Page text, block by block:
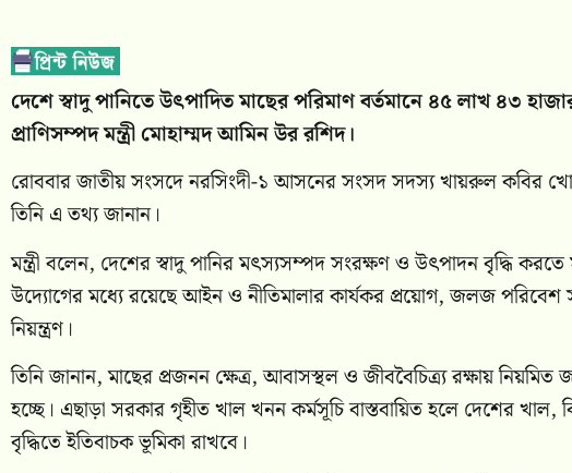
দেশে স্বাদু পানিতে উৎপাদিত মাছের পরিমাণ বর্তমানে ৪৫ লাখ ৪৩
প্রাণিসম্পদ মন্ত্রী মোহাম্মদ আমিন উর রশিদ।
রোববার জাতীয় সংসদে নরসিংদী-১ আসনের সংসদ সদস্য খায়রুল কবির
তিনি এ তথ্য জানান।
মন্ত্রী বলেন, দেশের স্বাদু পানির মৎস্যসম্পদ সংরক্ষণ ও উৎপাদন বৃদ্ধি
উদ্যোগের মধ্যে রয়েছে আইন ও নীতিমালার কার্যকর প্রয়োগ, জলজ পরিবেশ
নিয়ন্ত্রণ।
তিনি জানান, মাছের প্রজনন ক্ষেত্র, আবাসস্থল ও জীববৈচিত্র্য রক্ষায়
হচ্ছে। এছাড়া সরকার গৃহীত খাল খনন কর্মসূচি বাস্তবায়িত হলে দেশের খাল,
বৃদ্ধিতে ইতিবাচক ভূমিকা রাখবে।